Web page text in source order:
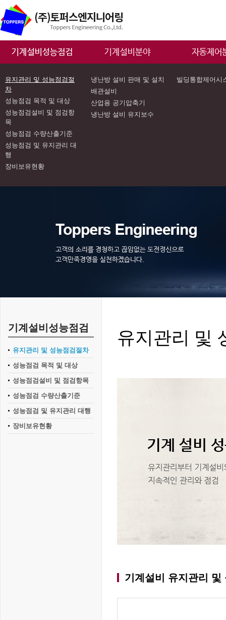
유지관리 및 성능점검절
차
성능점검 목적 및 대상
성능점검설비 및 점검항
목
성능점검 수량산출기준
성능점검 및 유지관리 대
행
장비보유현황
냉난방 설비 판매 및 설치
배관설비
산업용 공기압축기
냉난방 설비 유지보수
빌딩통합제어시
기계설비성능점검
유지관리 및 성능점검절차
성능점검 목적 및 대상
성능점검설비 및 점검항목
성능점검 수량산출기준
성능점검 및 유지관리 대행
장비보유현황
유지관리 및
기계설비 유지관리 및